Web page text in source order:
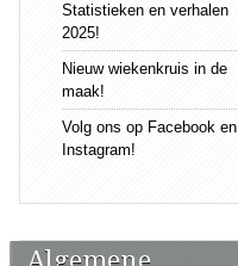
Statistieken en verhalen
2025!
Nieuw wiekenkruis in de
maak!
Volg ons op Facebook en
Instagram!